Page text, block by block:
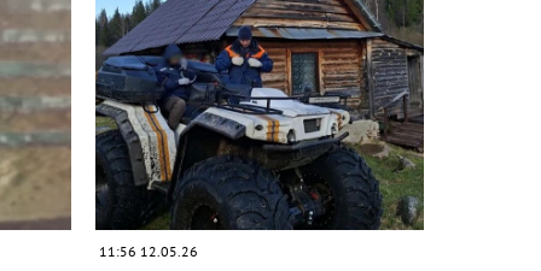
в
с
оценка
11:56 12.05.26